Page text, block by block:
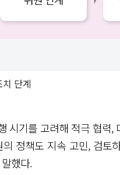
치 단계
시기를 고려해 적극 협력,
정책도 지속 고민, 검토
했다.